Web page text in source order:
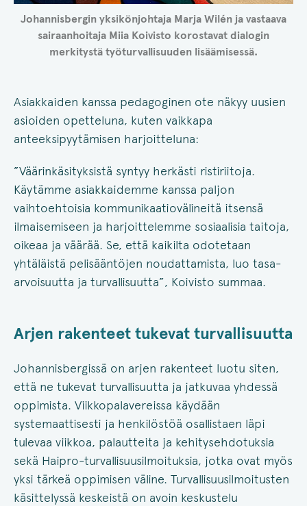
Johannisbergin yksikönjohtaja Marja Wilén ja vastaava
sairaanhoitaja Miia Koivisto korostavat dialogin
merkitystä työturvallisuuden lisäämisessä.
Asiakkaiden kanssa pedagoginen ote näkyy uusien
asioiden opetteluna, kuten vaikkapa
anteeksipyytämisen harjoitteluna:
”Väärinkäsityksistä syntyy herkästi ristiriitoja.
Käytämme asiakkaidemme kanssa paljon
vaihtoehtoisia kommunikaatiovälineitä itsensä
ilmaisemiseen ja harjoittelemme sosiaalisia taitoja,
oikeaa ja väärää. Se, että kaikilta odotetaan
yhtäläistä pelisääntöjen noudattamista, luo tasa-
arvoisuutta ja turvallisuutta”, Koivisto summaa.
Arjen rakenteet tukevat turvallisuutta
Johannisbergissä on arjen rakenteet luotu siten,
että ne tukevat turvallisuutta ja jatkuvaa yhdessä
oppimista. Viikkopalavereissa käydään
systemaattisesti ja henkilöstöä osallistaen läpi
tulevaa viikkoa, palautteita ja kehitysehdotuksia
sekä Haipro-turvallisuusilmoituksia, jotka ovat myös
yksi tärkeä oppimisen väline. Turvallisuusilmoitusten
käsittelyssä keskeistä on avoin keskustelu